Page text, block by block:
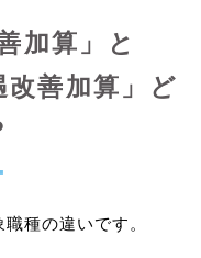
加算」と
改善加算」ど
種の違いです。